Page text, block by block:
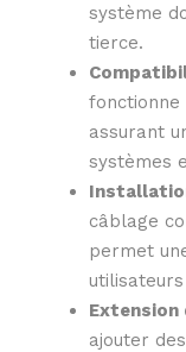
système
tierce.
fonctionne
assurant
systèmes
câblage
permet
ajouter